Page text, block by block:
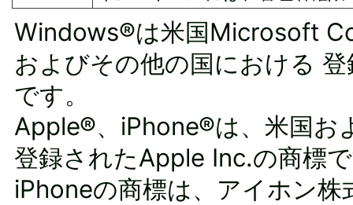
Windows®は米国Microsoft
およびその他の国における
です。
Apple®、iPhone®は、米国お
登録されたApple Inc.の商標
iPhoneの商標は、アイホン株